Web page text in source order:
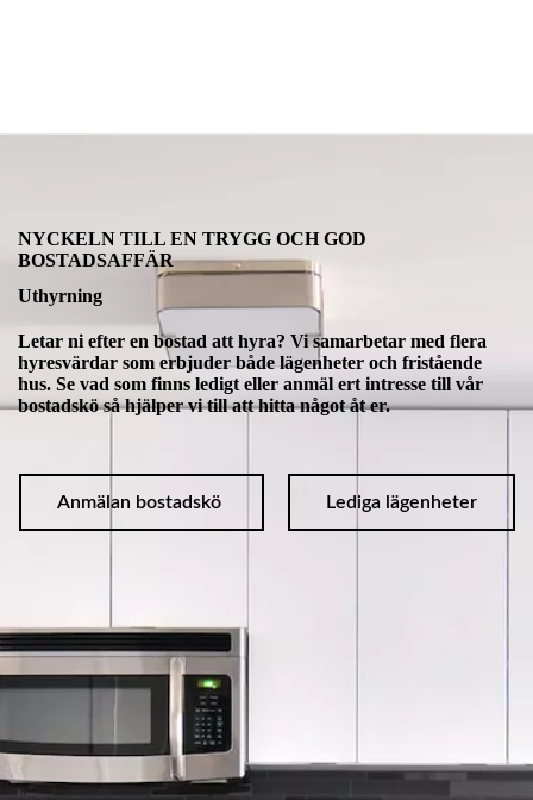
NYCKELN TILL EN TRYGG OCH GOD
BOSTADSAFFÄR
Uthyrning
Letar ni efter en bostad att hyra? Vi samarbetar med flera
hyresvärdar som erbjuder både lägenheter och fristående
hus. Se vad som finns ledigt eller anmäl ert intresse till vår
bostadskö så hjälper vi till att hitta något åt er.
Anmälan bostadskö Lediga lägenheter